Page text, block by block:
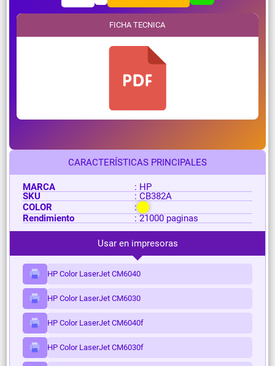
CARACTERÍSTICAS PRINCIPALES
MARCA
: HP
SKU
: CB382A
COLOR
:
Rendimiento
: 21000 paginas
Usar en impresoras
HP Color LaserJet CM6040
HP Color LaserJet CM6030
HP Color LaserJet CM6040f
HP Color LaserJet CM6030f
FICHA TECNICA